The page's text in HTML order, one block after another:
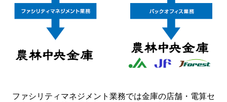
ファシリティマネジメント業務では金庫の店舗・電算セ